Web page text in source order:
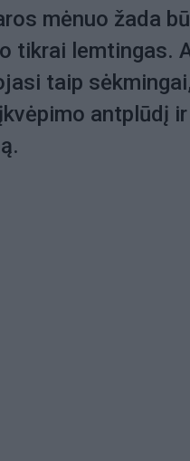
mėnuo žada
tikrai lemtingas.
taip
antplūdį